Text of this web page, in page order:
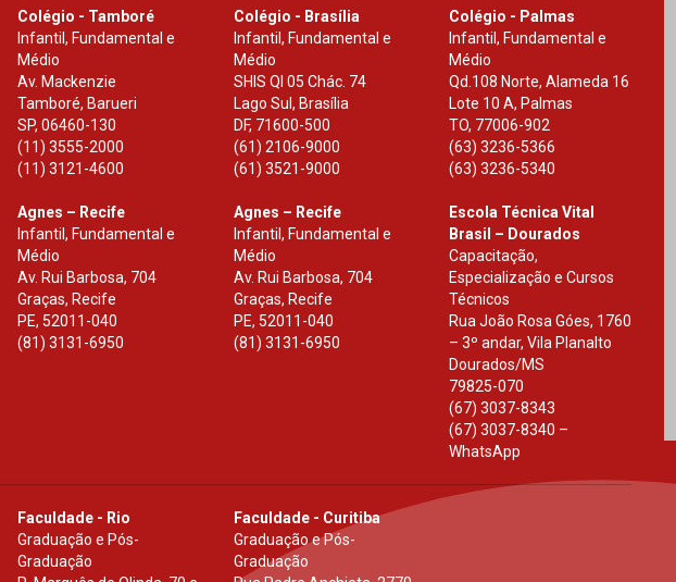
Colégio - Tamboré
Infantil, Fundamental e
Médio
Av. Mackenzie
Tamboré, Barueri
SP,06460-130
(11) 3555-2000
(11) 3121-4600
Colégio - Brasília
Infantil, Fundamental e
Médio
SHIS Ql 05 Chác. 74
Lago Sul, Brasília
DF, 71600-500
(61) 2106-9000
(61) 3521-9000
Colégio - Palmas
Infantil, Fundamental e
Médio
Qd.108 Norte, Alameda 16
Lote 10 A, Palmas
TO, 77006-902
(63) 3236-5366
(63) 3236-5340
Agnes – Recife
Infantil, Fundamental e
Médio
Av. Rui Barbosa, 704
Graças, Recife
PE, 52011-040
(81) 3131-6950
Agnes – Recife
Infantil, Fundamental e
Médio
Av. Rui Barbosa, 704
Graças, Recife
PE, 52011-040
(81) 3131-6950
Escola Técnica Vital
Brasil – Dourados
Capacitação,
Especialização e Cursos
Técnicos
Rua João Rosa Góes, 1760
– 3º andar, Vila Planalto
Dourados/MS
79825-070
(67) 3037-8343
(67) 3037-8340 –
WhatsApp
Faculdade - Rio
Graduação e Pós-
Graduação
Faculdade - Curitiba
Graduação e Pós-
Graduação